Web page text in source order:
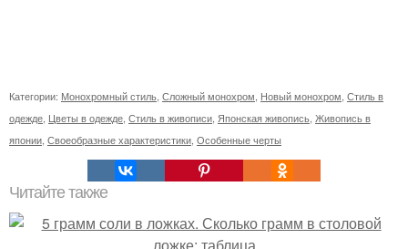
Категории: Монохромный стиль Сложный монохром Новый монохром Стиль в
одежде Цветы в одежде Стиль в живописи Японская живопись Живопись в
японии Своеобразные характеристики Особенные черты
Читайте также